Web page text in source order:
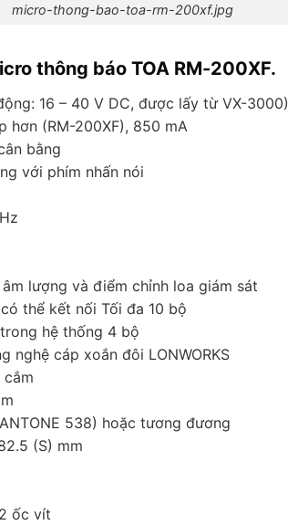
micro-thong-bao-toa-rm-200xf.jpg
thông báo TOA RM-200XF.
16 – 40 V DC, được lấy từ VX-3000)
hơn (RM-200XF), 850 mA
bằng
với phím nhấn nói
lượng và điểm chỉnh loa giám sát
thể kết nối Tối đa 10 bộ
hệ thống 4 bộ
nghệ cáp xoắn đôi LONWORKS
538) hoặc tương đương
(S) mm
ốc vít